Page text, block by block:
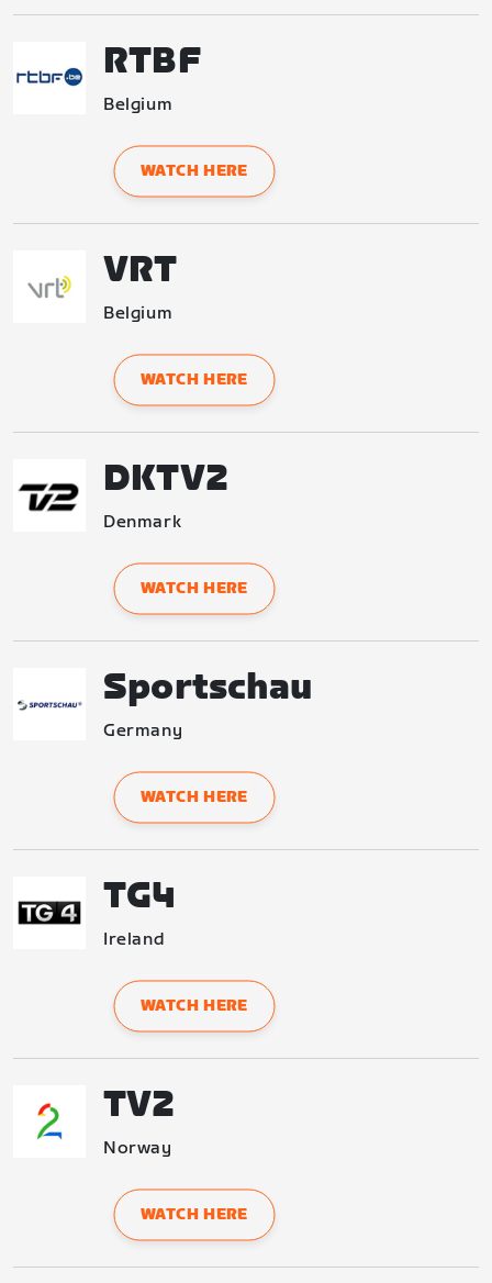
RTBF
Belgium
WATCH HERE
VRT
Belgium
WATCH HERE
DKTV2
Denmark
WATCH HERE
Sportschau
Germany
WATCH HERE
TG4
Ireland
WATCH HERE
TV2
Norway
WATCH HERE